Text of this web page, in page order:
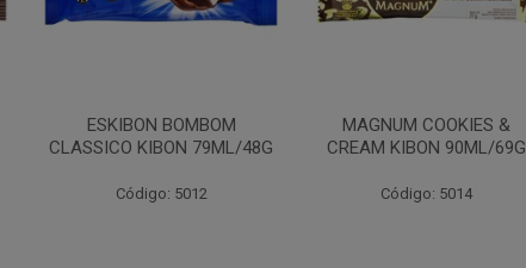
ESKIBON BOMBOM
CLASSICO KIBON 79ML/48G
Código: 5012
MAGNUM COOKIES &
CREAM KIBON 90ML/69G
Código: 5014